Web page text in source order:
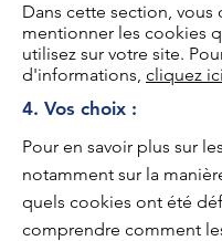
Dans cette section, vous
mentionner les cookies
utilisez sur votre site.
d'informations, cliquez ici
4. Vos choix :
Pour en savoir plus sur
notamment sur la
quels cookies ont été
comprendre comment